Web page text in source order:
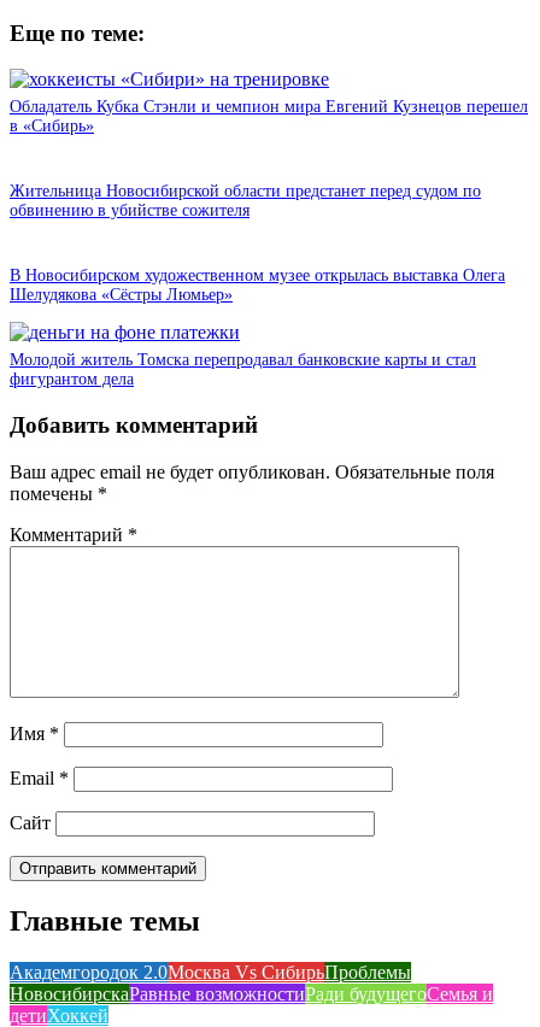
Еще по теме:
Обладатель Кубка Стэнли и чемпион мира Евгений Кузнецов перешел
в «Сибирь»
Жительница Новосибирской области предстанет перед судом по
обвинению в убийстве сожителя
В Новосибирском художественном музее открылась выставка Олега
Шелудякова «Сёстры Люмьер»
Молодой житель Томска перепродавал банковские карты и стал
фигурантом дела
Добавить комментарий
Ваш адрес email не будет опубликован. Обязательные поля
помечены *
Комментарий *
Имя *
Email *
Сайт
Главные темы
Академгородок 2.0Москва Vs СибирьПроблемы
НовосибирскаРавные возможностиРади будущегоСемья и
детиХоккей